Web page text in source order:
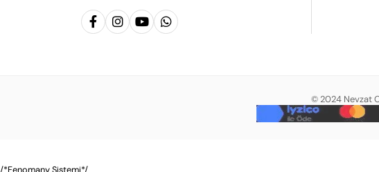
© 2024 Nevzat
/*Fenomany Sistemi*/